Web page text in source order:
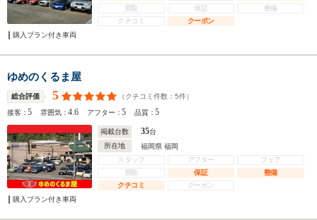
買取
保証
整備
クチコミ
クーポン
購入プラン付き車両
ゆめのくるま屋
総合評価 5 （クチコミ件数： 5件）
接客：5 雰囲気：4.6 アフター：5 品質：5
掲載台数 35台
所在地
福岡県 福岡
スタッフ
アフター
フェア
買取
保証
整備
クチコミ
クーポン
購入プラン付き車両